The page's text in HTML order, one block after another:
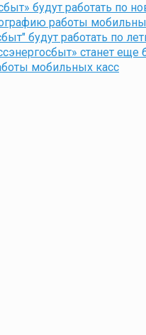
будут работать по
работы
будут работать по
станет еще
мобильных касс